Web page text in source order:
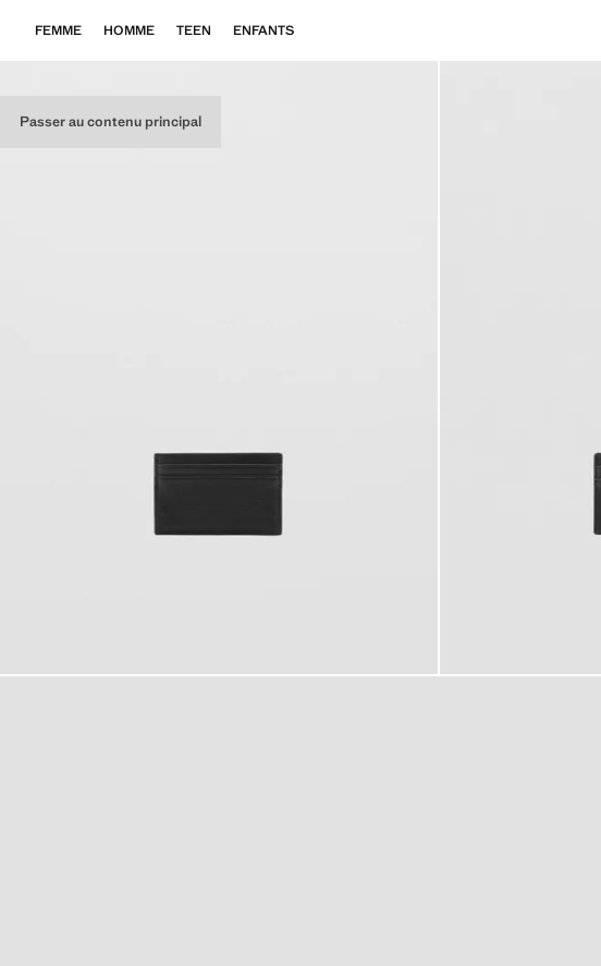
Passer au contenu principal
FEMME HOMME TEEN ENFANTS